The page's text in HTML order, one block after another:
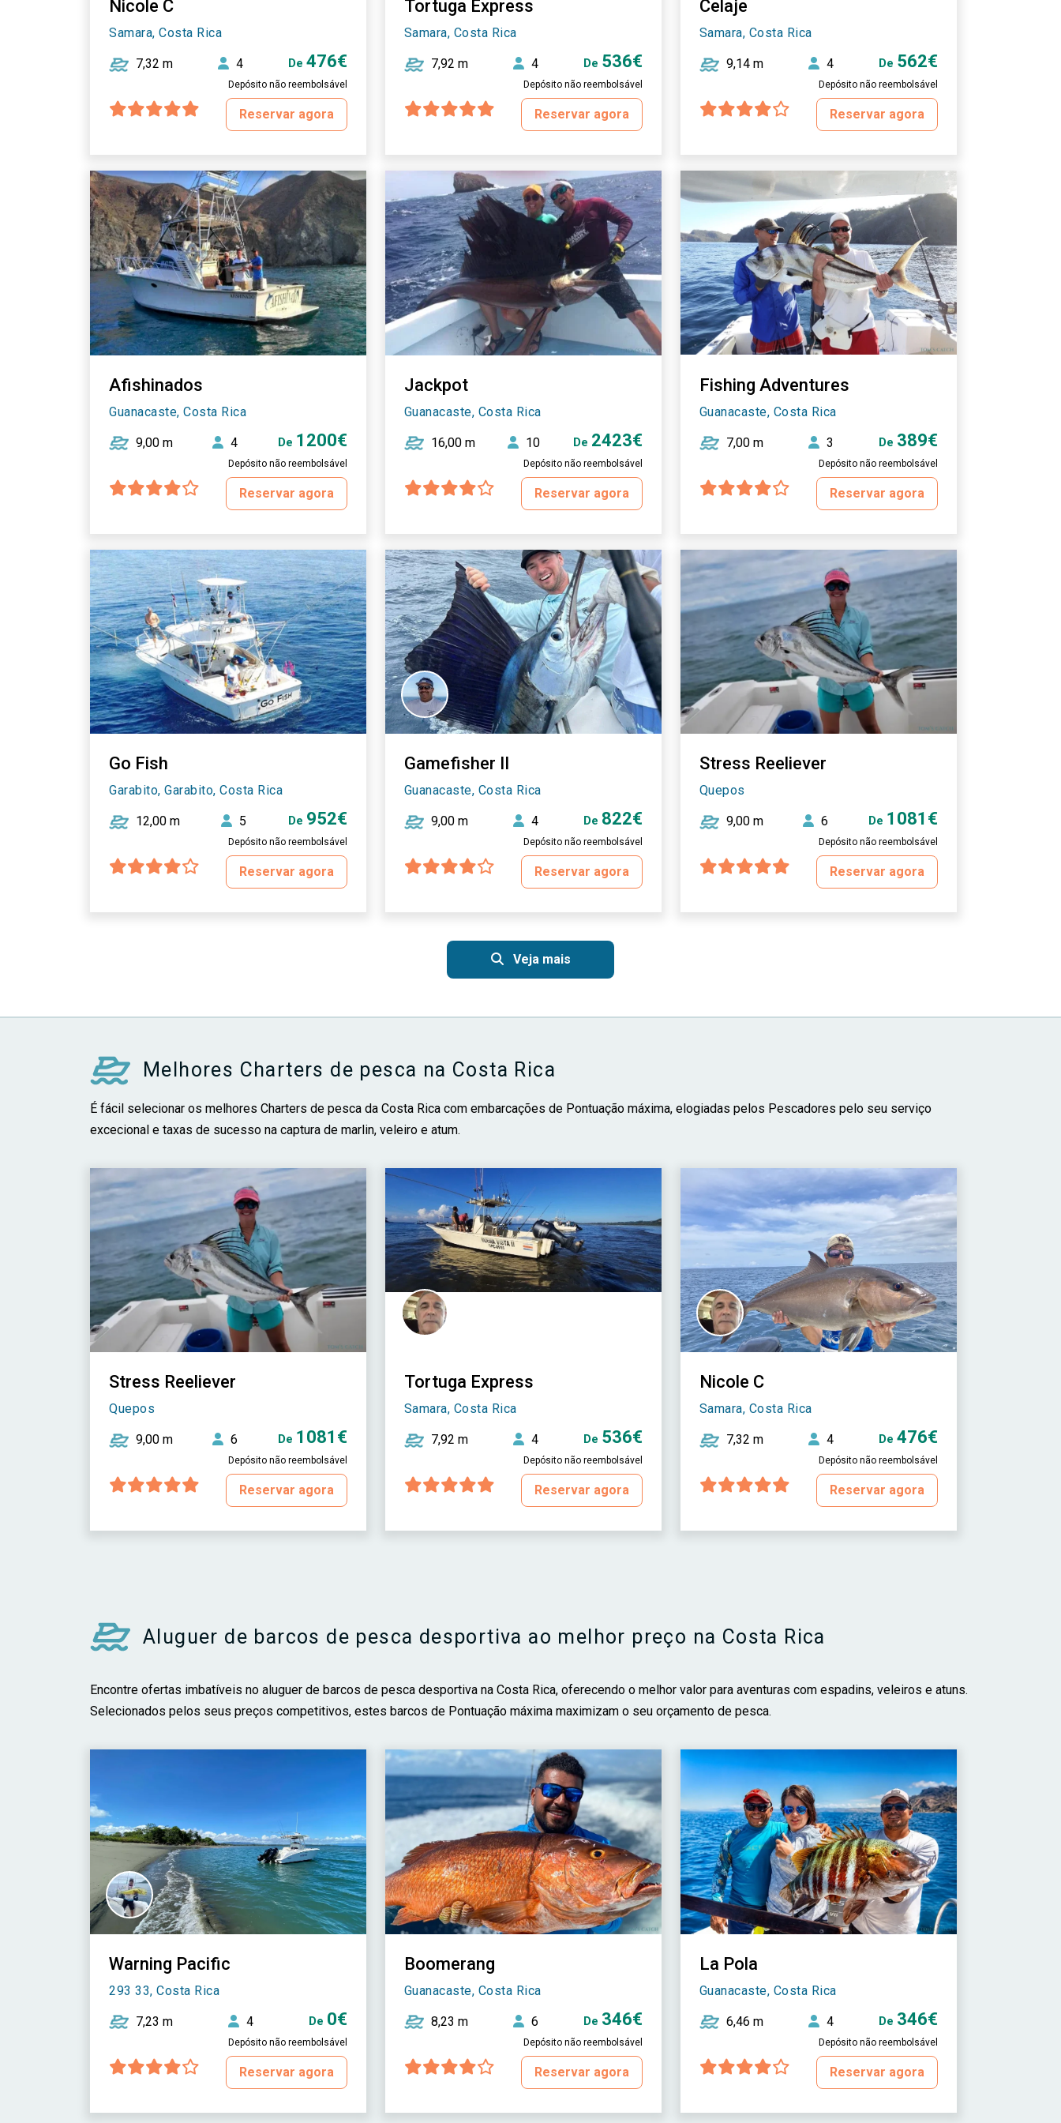
Nicole C
Samara, Costa Rica
7,32 m 4 De 476€
Depósito não reembolsável
Reservar agora
Tortuga Express
Samara, Costa Rica
7,92 m 4 De 536€
Depósito não reembolsável
Reservar agora
Celaje
Samara, Costa Rica
9,14 m 4 De 562€
Depósito não reembolsável
Reservar agora
Afishinados
Guanacaste, Costa Rica
9,00 m 4 De 1200€
Depósito não reembolsável
Reservar agora
Jackpot
Guanacaste, Costa Rica
16,00 m 10 De 2423€
Depósito não reembolsável
Reservar agora
Fishing Adventures
Guanacaste, Costa Rica
7,00 m 3 De 389€
Depósito não reembolsável
Reservar agora
Go Fish
Garabito, Garabito, Costa Rica
12,00 m 5 De 952€
Depósito não reembolsável
Reservar agora
Gamefisher II
Guanacaste, Costa Rica
9,00 m 4 De 822€
Depósito não reembolsável
Reservar agora
Stress Reeliever
Quepos
9,00 m 6 De 1081€
Depósito não reembolsável
Reservar agora
Veja mais
Melhores Charters de pesca na Costa Rica
É fácil selecionar os melhores Charters de pesca da Costa Rica com embarcações de Pontuação máxima, elogiadas pelos Pescadores pelo seu serviço
excecional e taxas de sucesso na captura de marlin, veleiro e atum.
Stress Reeliever
Quepos
9,00 m 6 De 1081€
Depósito não reembolsável
Reservar agora
Tortuga Express
Samara, Costa Rica
7,92 m 4 De 536€
Depósito não reembolsável
Reservar agora
Nicole C
Samara, Costa Rica
7,32 m 4 De 476€
Depósito não reembolsável
Reservar agora
Aluguer de barcos de pesca desportiva ao melhor preço na Costa Rica
Encontre ofertas imbatíveis no aluguer de barcos de pesca desportiva na Costa Rica, oferecendo o melhor valor para aventuras com espadins, veleiros e atuns.
Selecionados pelos seus preços competitivos, estes barcos de Pontuação máxima maximizam o seu orçamento de pesca.
Warning Pacific
293 33, Costa Rica
7,23 m 4 De 0€
Depósito não reembolsável
Reservar agora
Boomerang
Guanacaste, Costa Rica
8,23 m 6 De 346€
Depósito não reembolsável
Reservar agora
La Pola
Guanacaste, Costa Rica
6,46 m 4 De 346€
Depósito não reembolsável
Reservar agora